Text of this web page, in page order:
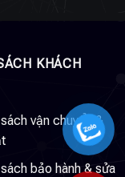
KHÁCH
vận chuyển &
bảo hành & sửa